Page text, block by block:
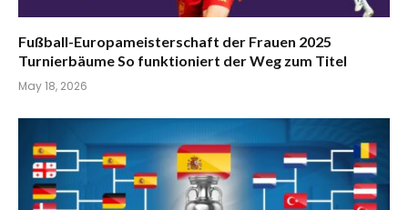
Fußball-Europameisterschaft der Frauen 2025
Turnierbäume So funktioniert der Weg zum Titel
May 18, 2026